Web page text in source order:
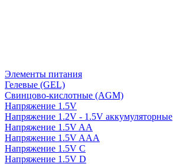
Элементы питания
Гелевые (GEL)
Свинцово-кислотные (AGM)
Напряжение 1.5V
Напряжение 1.2V - 1.5V аккумуляторные
Напряжение 1.5V AA
Напряжение 1.5V AAA
Напряжение 1.5V C
Напряжение 1.5V D